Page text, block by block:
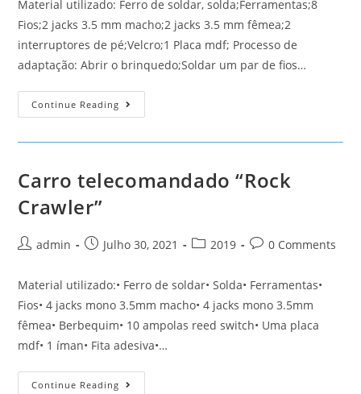
Material utilizado: Ferro de soldar, solda;Ferramentas;8
Fios;2 jacks 3.5 mm macho;2 jacks 3.5 mm fêmea;2
interruptores de pé;Velcro;1 Placa mdf; Processo de
adaptação: Abrir o brinquedo;Soldar um par de fios…
Continue Reading Sol
Carro telecomandado “Rock
Crawler”
Postadmin
PostJulho 30, 2021
Post2019
Post0 Comments
Material utilizado:• Ferro de soldar• Solda• Ferramentas•
Fios• 4 jacks mono 3.5mm macho• 4 jacks mono 3.5mm
fêmea• Berbequim• 10 ampolas reed switch• Uma placa
mdf• 1 íman• Fita adesiva•…
Continue Reading Carro